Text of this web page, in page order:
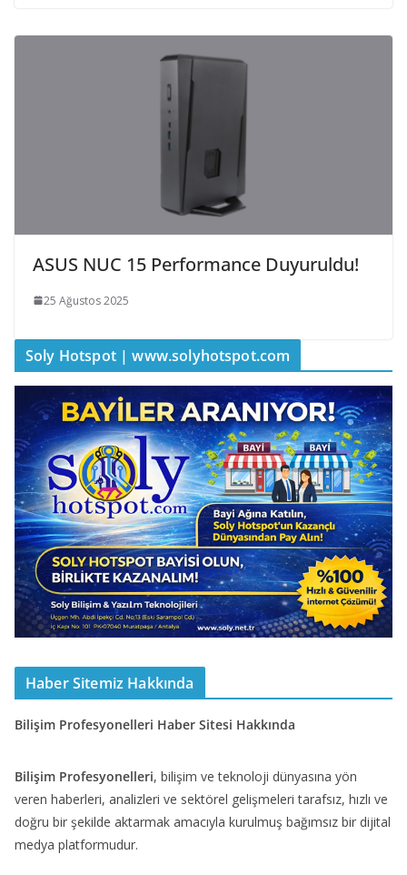
ASUS NUC 15 Performance Duyuruldu!
25 Ağustos 2025
Soly Hotspot | www.solyhotspot.com
Haber Sitemiz Hakkında
Bilişim Profesyonelleri Haber Sitesi Hakkında
Bilişim Profesyonelleri, bilişim ve teknoloji dünyasına yön
veren haberleri, analizleri ve sektörel gelişmeleri tarafsız, hızlı ve
doğru bir şekilde aktarmak amacıyla kurulmuş bağımsız bir dijital
medya platformudur.